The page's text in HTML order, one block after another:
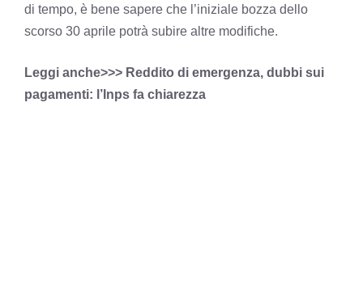
di tempo, è bene sapere che l’iniziale bozza dello
scorso 30 aprile potrà subire altre modifiche.
Leggi anche>>> Reddito di emergenza, dubbi sui
pagamenti: l’Inps fa chiarezza